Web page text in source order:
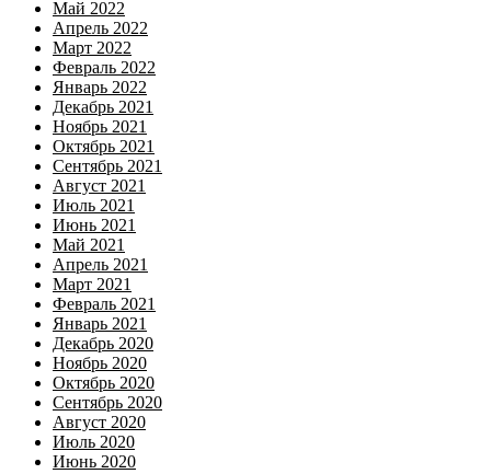
Май 2022
Апрель 2022
Март 2022
Февраль 2022
Январь 2022
Декабрь 2021
Ноябрь 2021
Октябрь 2021
Сентябрь 2021
Август 2021
Июль 2021
Июнь 2021
Май 2021
Апрель 2021
Март 2021
Февраль 2021
Январь 2021
Декабрь 2020
Ноябрь 2020
Октябрь 2020
Сентябрь 2020
Август 2020
Июль 2020
Июнь 2020